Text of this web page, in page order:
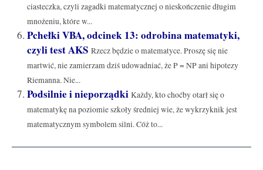
ciasteczka, czyli zagadki matematycznej o nieskończenie długim
mnożeniu, które w...
Pchełki VBA, odcinek 13: odrobina matematyki,
czyli test AKS Rzecz będzie o matematyce. Proszę się nie
martwić, nie zamierzam dziś udowadniać, że P = NP ani hipotezy
Riemanna. Nie...
Podsilnie i nieporządki Każdy, kto choćby otarł się o
matematykę na poziomie szkoły średniej wie, że wykrzyknik jest
matematycznym symbolem silni. Cóż to...